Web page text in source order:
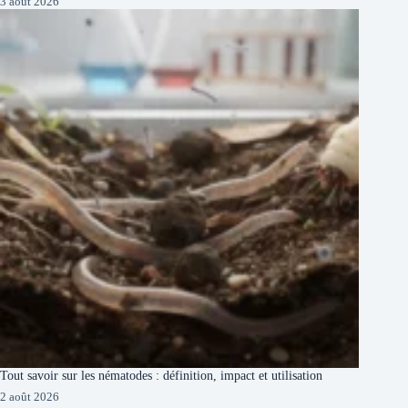
Tout savoir sur les nématodes : définition, impact et utilisation
2 août 2026